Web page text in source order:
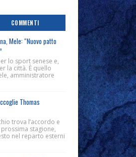
COMMENTI
Mele: “Nuovo patto
lo sport senese e,
la città. È quello
amministratore
Thomas
trova l’accordo e
stagione,
nel reparto esterni